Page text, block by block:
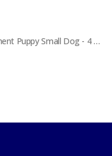
Royal Canin Development Puppy Small Dog - 4 kg